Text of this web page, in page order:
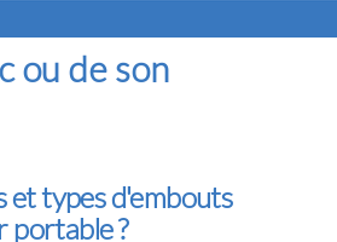
ou de son
et types d'embouts
portable ?